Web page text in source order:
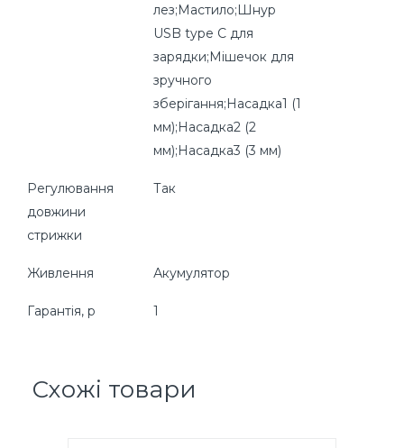
лез;Мастило;Шнур
USB type C для
зарядки;Мішечок для
зручного
зберігання;Насадка1 (1
мм);Насадка2 (2
мм);Насадка3 (3 мм)
Регулювання
довжини
стрижки
Так
Живлення Акумулятор
Гарантія, р 1
Схожі товари